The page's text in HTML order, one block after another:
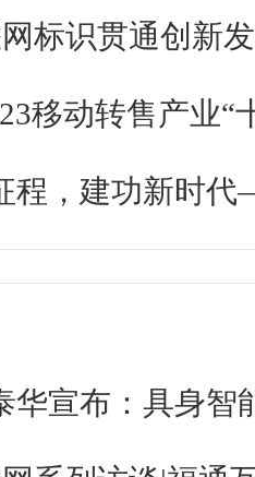
移动转售产业
程，建功新时
华宣布：具身智